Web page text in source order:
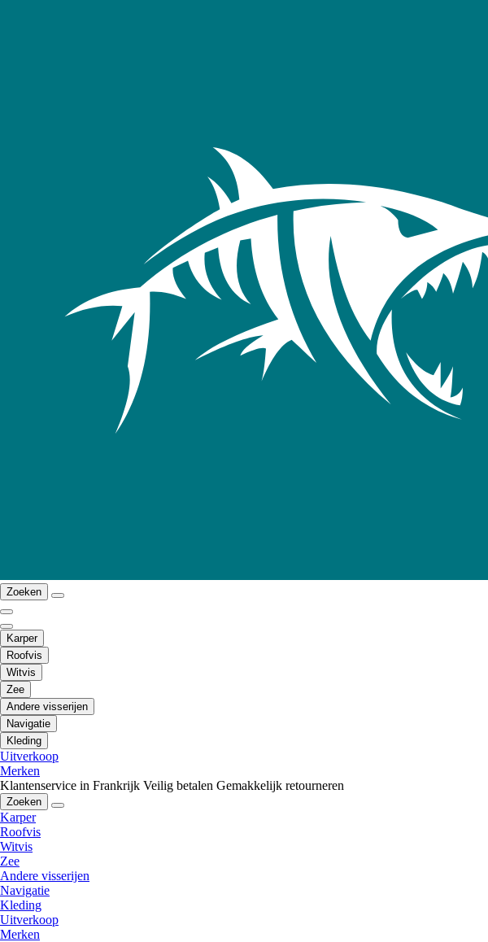
Zoeken
Karper
Roofvis
Witvis
Zee
Andere visserijen
Navigatie
Kleding
Uitverkoop
Merken
Klantenservice in Frankrijk Veilig betalen Gemakkelijk retourneren
Zoeken
Karper
Roofvis
Witvis
Zee
Andere visserijen
Navigatie
Kleding
Uitverkoop
Merken